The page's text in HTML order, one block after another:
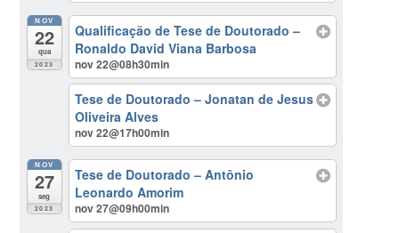
NOV
22
qua
2023
Qualificação de Tese de Doutorado –
Ronaldo David Viana Barbosa
nov 22@08h30min
Tese de Doutorado – Jonatan de Jesus
Oliveira Alves
nov 22@17h00min
NOV
27
seg
2023
Tese de Doutorado – Antônio
Leonardo Amorim
nov 27@09h00min